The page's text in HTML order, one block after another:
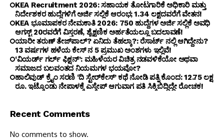
KEA Recruitment 2026: ಸಹಾಯಕ ತೋಟಗಾರಿಕೆ ಅಧಿಕಾರಿ ಮತ್ತು
ನಿರ್ದೇಶಕರ ಹುದ್ದೆಗಳಿಗೆ ಅರ್ಜಿ ಸಲ್ಲಿಕೆ ಆರಂಭ; ₹1.34 ಲಕ್ಷದವರೆಗೆ ವೇತನ!
KEA ಭೂಮಾಪಕರ ನೇಮಕಾತಿ 2026: 750 ಹುದ್ದೆಗಳ ಅರ್ಜಿ ಸಲ್ಲಿಕೆ ಅವಧಿ
ಆಗಸ್ಟ್ 20ರವರೆಗೆ ವಿಸ್ತರಣೆ, ಶೈಕ್ಷಣಿಕ ಅರ್ಹತೆಯಲ್ಲೂ ಬದಲಾವಣೆ!
ಯಾರೀ ತರುಣ್ ತೇಜ್‌ಪಾಲ್? ಏನಿದು ತೆಹಲ್ಕಾ?: ರೆಸಾರ್ಟ್ ನಲ್ಲಿ ಆಗಿದ್ದೇನು?
13 ವರ್ಷಗಳ ಹಳೆಯ ಕೇಸ್ ನ 5 ಪ್ರಮುಖ ಅಂಶಗಳು ಇಲ್ಲಿವೆ!
‘ವಿಯರ್ಡ್ ಗರ್ಲ್ ಫಿಕ್ಷನ್’: ಮಹಿಳೆಯರ ವಿಚಿತ್ರ ನಡವಳಿಕೆಯೋ ಅಥವಾ
ಸಮಾಜದ ಬಲವಂತದ ನಿಯಮಗಳ ಭಯವೋ?
ಹಾಲಿವುಡ್ ಕ್ರೈಂ ಸರಣಿ ‘ದಿ ಸ್ಟೇರ್‌ಕೇಸ್’ ಕಥೆ ನೋಡಿ ಪತ್ನಿ ಕೊಂದ: 12.75 ಲಕ್ಷ
ರೂ. ಇಟ್ಕೊಂಡು ನೇಪಾಳಕ್ಕೆ ಎಸ್ಕೇಪ್ ಆಗುವಾಗ ಪತಿ ಸಿಕ್ಕಿಬಿದ್ದಿದ್ದೇ ರೋಚಕ!
Recent Comments
No comments to show.